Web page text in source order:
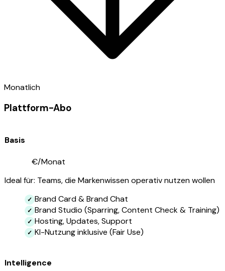
Monatlich
Plattform-Abo
Basis
€/Monat
Ideal für: Teams, die Markenwissen operativ nutzen wollen
Brand Card & Brand Chat
Brand Studio (Sparring, Content Check & Training)
Hosting, Updates, Support
KI-Nutzung inklusive (Fair Use)
Intelligence